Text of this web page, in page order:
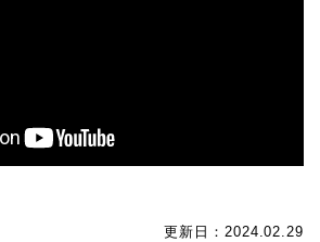
更新日：2024.02.29